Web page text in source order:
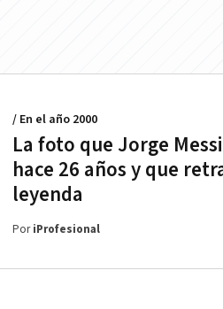
La foto que Jorge
hace 26 años y que
leyenda
/ En el año 2000
PoriProfesional